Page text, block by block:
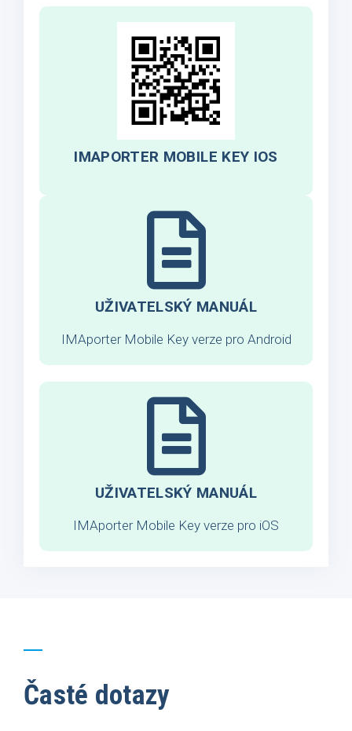
IMAPORTER MOBILE KEY IOS
UŽIVATELSKÝ MANUÁL
IMAporter Mobile Key verze pro Android
UŽIVATELSKÝ MANUÁL
IMAporter Mobile Key verze pro iOS
Časté dotazy